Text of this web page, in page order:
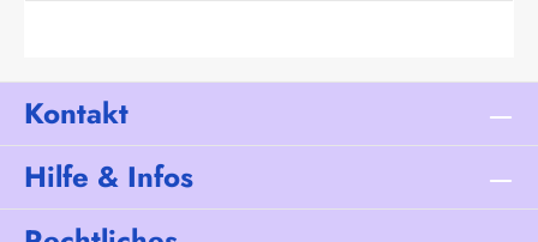
Kontakt
Hilfe & Infos